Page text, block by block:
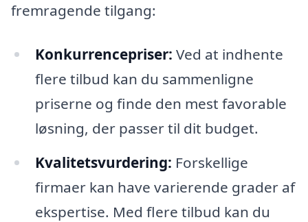
fremragende tilgang:
Konkurrencepriser: Ved at indhente
flere tilbud kan du sammenligne
priserne og finde den mest favorable
løsning, der passer til dit budget.
Kvalitetsvurdering: Forskellige
firmaer kan have varierende grader af
ekspertise. Med flere tilbud kan du